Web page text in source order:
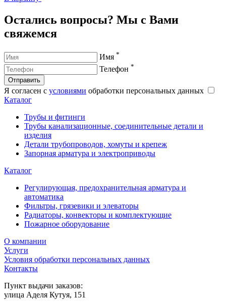
Остались вопросы? Мы с Вами
свяжемся
Имя *
Телефон *
Отправить
Я согласен с условиями обработки персональных данных
Каталог
Трубы и фитинги
Трубы канализационные, соединительные детали и
изделия
Детали трубопроводов, хомуты и крепеж
Запорная арматура и электроприводы
Каталог
Регулирующая, предохранительная арматура и
автоматика
Фильтры, грязевики и элеваторы
Радиаторы, конвекторы и комплектующие
Пожарное оборудование
О компании
Услуги
Условия обработки персональных данных
Контакты
Пункт выдачи заказов:
​улица Аделя Кутуя, 151